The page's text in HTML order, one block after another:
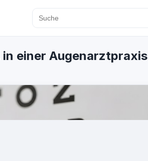
in einer Augenarztpraxis